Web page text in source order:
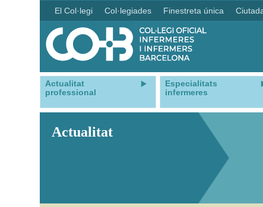
El Col·legi Col·legiades Finestreta única
Actualitat
professional
Especialitats
infermeres
Actualitat